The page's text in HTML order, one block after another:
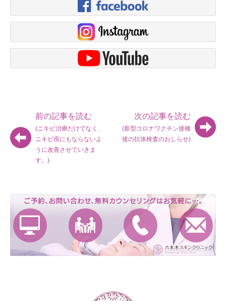
前の記事を読む
(ニキビ治療だけでなく、
ニキビ痕にもならないよ
うに改善させていきま
す。)
次の記事を読む
(新型コロナワクチン接種
後の抗体検査のおしらせ)